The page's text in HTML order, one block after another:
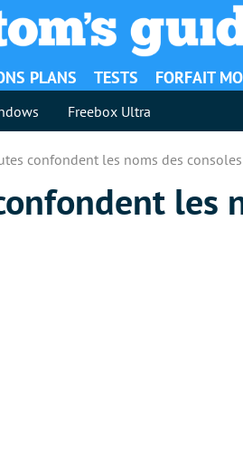
PLANS TESTS FORFAIT
Freebox Ultra
confondent les noms des
les